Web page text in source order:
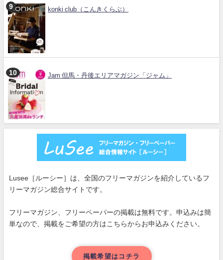
konki club（こんきくらぶ）
Jam 但馬・丹後エリアマガジン「ジャム」
Lusee［ルーシー］は、全国のフリーマガジンを紹介しているフ
リーマガジン総合サイトです。
フリーマガジン、フリーペーパーの掲載は無料です。申込みは簡
単なので、掲載をご希望の方はこちらからお申込みください。
掲載希望はコチラ